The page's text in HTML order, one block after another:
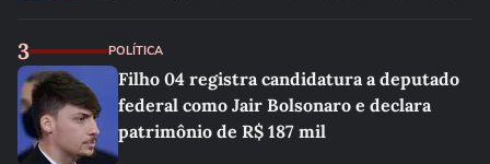
3 POLÍTICA
Filho 04 registra candidatura a deputado
federal como Jair Bolsonaro e declara
patrimônio de R$ 187 mil